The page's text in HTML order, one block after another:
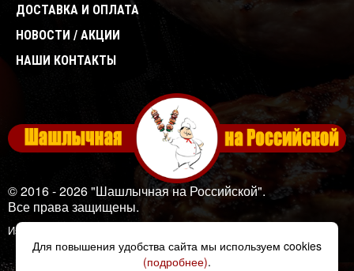
ДОСТАВКА И ОПЛАТА
НОВОСТИ / АКЦИИ
НАШИ КОНТАКТЫ
© 2016 - 2026 "Шашлычная на Российской".
Все права защищены.
Изображения: Designed by
Для повышения удобства сайта мы используем cookies
(подробнее).